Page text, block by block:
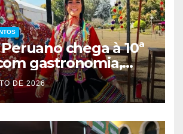
chega à 10ª
gastronomia,
entrada solidária
DE 2026